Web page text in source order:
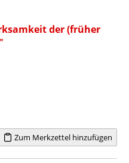
der (früher
Zum Merkzettel hinzufügen